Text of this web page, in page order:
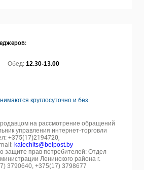
Обед: 12.30-13.00
круглосуточно и без
на рассмотрение обращений
управления интернет-торговли
+375(17)2194720,
kalechits@belpost.by
защите прав потребителей: Отдел
Ленинского района г.
3790640, +375(17) 3798677